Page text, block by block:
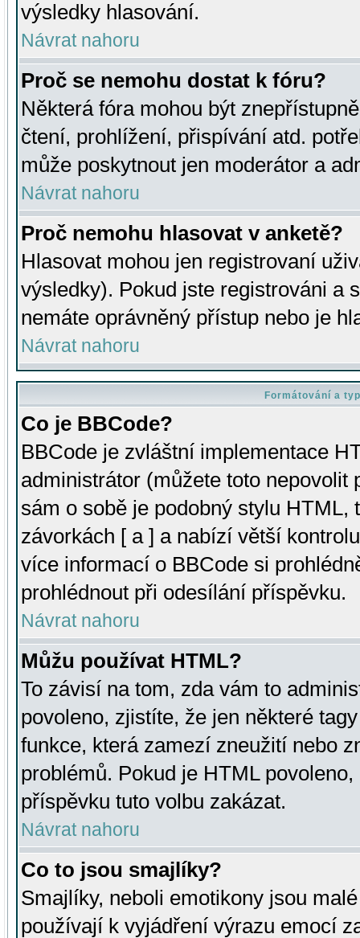
výsledky hlasování.
Návrat nahoru
Proč se nemohu dostat k fóru?
Některá fóra mohou být
čtení, prohlížení, přispívání atd.
může poskytnout jen moderátor a
Návrat nahoru
Proč nemohu hlasovat v anketě?
Hlasovat mohou jen registrovaní
výsledky). Pokud jste registrováni a
nemáte oprávněný přístup nebo je
Návrat nahoru
Formátování a
Co je BBCode?
BBCode je zvláštní implementace
administrátor (můžete toto
sám o sobě je podobný stylu HTML,
závorkách [ a ] a nabízí větší
více informací o BBCode si
prohlédnout při odesílání příspěvku.
Návrat nahoru
Můžu používat HTML?
To závisí na tom, zda vám to
povoleno, zjistíte, že jen některé
funkce, která zamezí zneužití nebo
problémů. Pokud je HTML
příspěvku tuto volbu zakázat.
Návrat nahoru
Co to jsou smajlíky?
Smajlíky, neboli emotikony jsou
používají k vyjádření výrazu emocí